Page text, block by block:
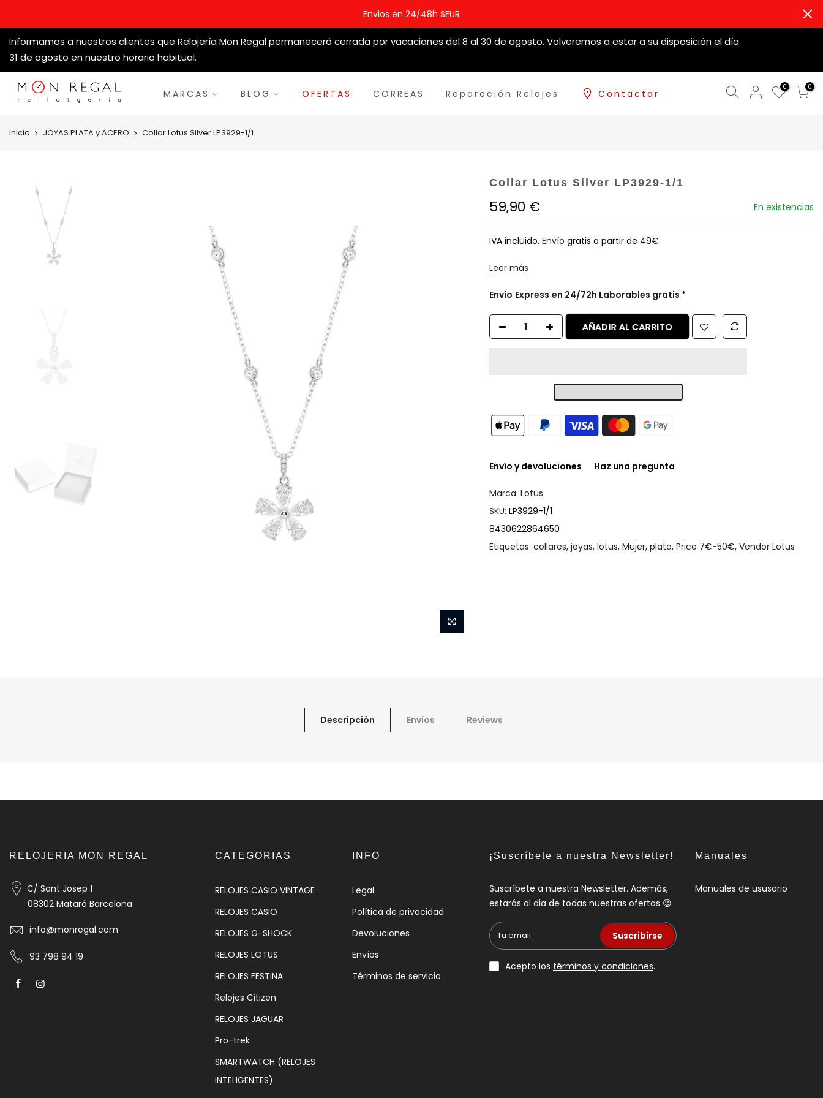
Envios en 24/48h SEUR
Informamos a nuestros clientes que Relojería Mon Regal permanecerá cerrada por vacaciones del 8 al 30 de agosto. Volveremos a estar a su disposición el día
31 de agosto en nuestro horario habitual.
MARCAS BLOG OFERTAS CORREAS Reparación Relojes Contactar
0 0
Inicio JOYAS PLATA y ACERO Collar Lotus Silver LP3929-1/1
Collar Lotus Silver LP3929-1/1
59,90 € En existencias
IVA incluido. Envío gratis a partir de 49€.
Leer más
Envío Express en 24/72h Laborables gratis *
AÑADIR AL CARRITO
Envío y devoluciones Haz una pregunta
Marca: Lotus
SKU: LP3929-1/1
8430622864650
Etiquetas: collares, joyas, lotus, Mujer, plata, Price 7€-50€, Vendor Lotus
Descripción Envíos Reviews
RELOJERIA MON REGAL
C/ Sant Josep 1
08302 Mataró Barcelona
info@monregal.com
93 798 94 19
CATEGORIAS
RELOJES CASIO VINTAGE
RELOJES CASIO
RELOJES G-SHOCK
RELOJES LOTUS
RELOJES FESTINA
Relojes Citizen
RELOJES JAGUAR
Pro-trek
SMARTWATCH (RELOJES
INTELIGENTES)
INFO
Legal
Política de privacidad
Devoluciones
Envíos
Términos de servicio
¡Suscríbete a nuestra Newsletter!
Suscríbete a nuestra Newsletter. Además,
estarás al dia de todas nuestras ofertas 😉
Suscribirse
Acepto los términos y condiciones.
Manuales
Manuales de ususario